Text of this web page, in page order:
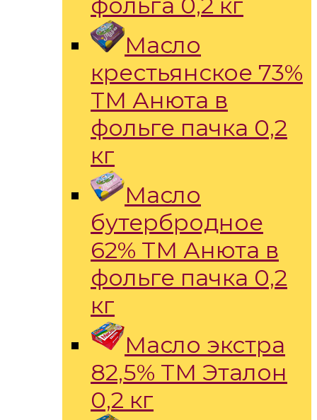
Масло
крестьянское 73%
ТМ Анюта в
фольге пачка 0,2
кг
Масло
бутербродное
62% ТМ Анюта в
фольге пачка 0,2
кг
Масло экстра
82,5% ТМ Эталон
0,2 кг